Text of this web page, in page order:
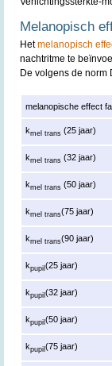
Melanopisch
Hetmelanopisch
nachtritme te
De volgens de norm
melanopische effect
kmel trans (25 jaar)
kmel trans (32 jaar)
kmel trans (50 jaar)
kmel trans(75 jaar)
kmel trans(90 jaar)
kpupil(25 jaar)
kpupil(32 jaar)
kpupil(50 jaar)
kpupil(75 jaar)